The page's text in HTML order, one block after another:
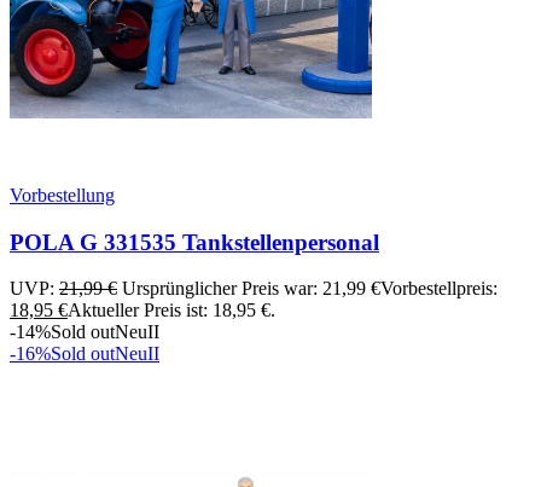
Vorbestellung
POLA G 331535 Tankstellenpersonal
UVP: 21,99€ Ursprünglicher Preis war: 21,99 €Vorbestellpreis:
18,95 €Aktueller Preis ist: 18,95 €.
-14%Sold outNeuII
-16%Sold outNeuII